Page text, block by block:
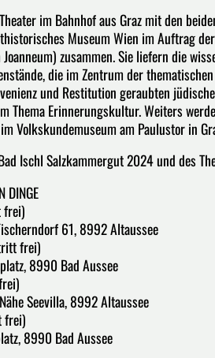
im Bahnhof aus Graz mit den
Museum Wien im Auftrag
zusammen. Sie liefern die
die im Zentrum der
und Restitution geraubten
Thema Erinnerungskultur. Weiters
Volkskundemuseum am Paulustor in
Ischl Salzkammergut 2024 und des
DINGE
frei)
61, 8992 Altaussee
frei)
8990 Bad Aussee
Seevilla, 8992 Altaussee
frei)
8990 Bad Aussee